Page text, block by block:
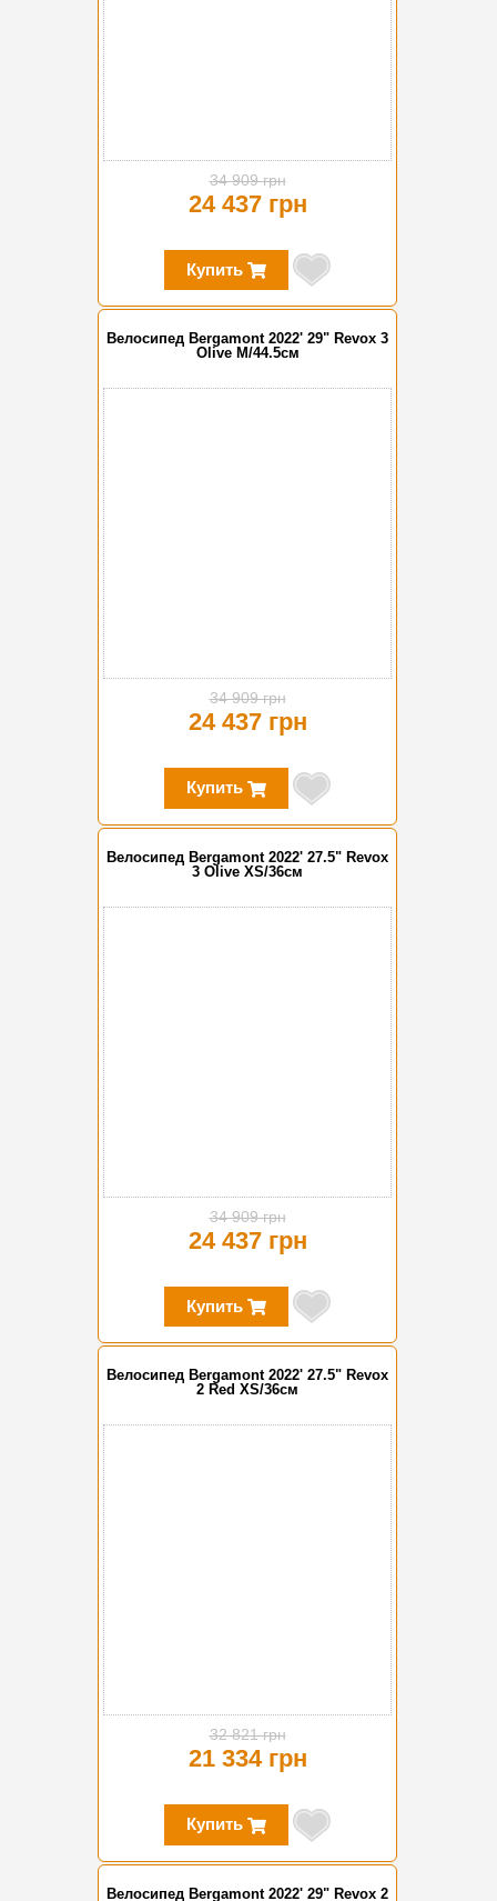
34 909 грн
24 437 грн
Купить
Велосипед Bergamont 2022' 29" Revox 3
Olive M/44.5см
34 909 грн
24 437 грн
Купить
Велосипед Bergamont 2022' 27.5" Revox
3 Olive XS/36см
34 909 грн
24 437 грн
Купить
Велосипед Bergamont 2022' 27.5" Revox
2 Red XS/36см
32 821 грн
21 334 грн
Купить
Велосипед Bergamont 2022' 29" Revox 2